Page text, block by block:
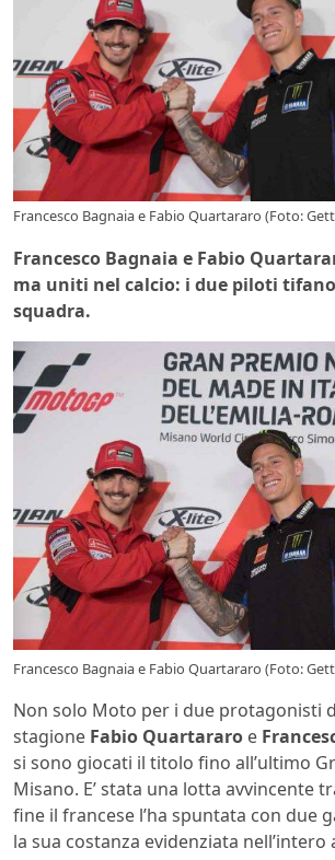
Francesco Bagnaia e Fabio Quartararo (Foto:
Francesco Bagnaia e Fabio
ma uniti nel calcio: i due piloti
squadra.
Francesco Bagnaia e Fabio Quartararo (Foto:
Non solo Moto per i due protagonisti
stagione Fabio Quartararo e
si sono giocati il titolo fino all’ultimo
Misano. E’ stata una lotta avvincente
fine il francese l’ha spuntata con due
la sua costanza evidenziata nell’intero